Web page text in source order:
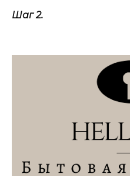
Шаг 2.